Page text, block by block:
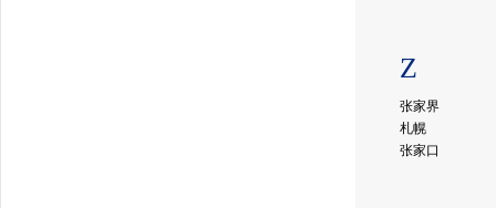
Z
张家界
札幌
张家口